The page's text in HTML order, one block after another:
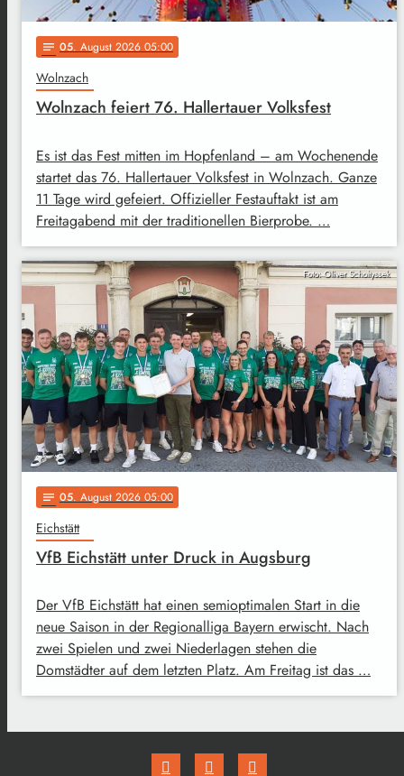
notes 05. August 2026 05:00
Wolnzach
Wolnzach feiert 76. Hallertauer Volksfest
Es ist das Fest mitten im Hopfenland – am Wochenende
startet das 76. Hallertauer Volksfest in Wolnzach. Ganze
11 Tage wird gefeiert. Offizieller Festauftakt ist am
Freitagabend mit der traditionellen Bierprobe. …
Foto: Oliver Scholtyssek
notes 05. August 2026 05:00
Eichstätt
VfB Eichstätt unter Druck in Augsburg
Der VfB Eichstätt hat einen semioptimalen Start in die
neue Saison in der Regionalliga Bayern erwischt. Nach
zwei Spielen und zwei Niederlagen stehen die
Domstädter auf dem letzten Platz. Am Freitag ist das …